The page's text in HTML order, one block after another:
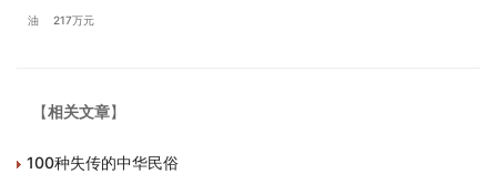
油 217万元
【相关文章】
100种失传的中华民俗